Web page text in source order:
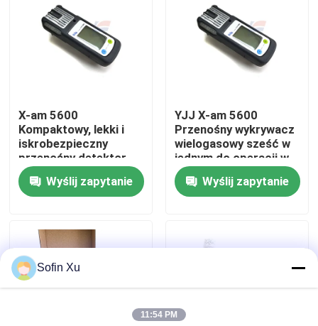
Pokaz VR
O nas
Kontrola jakości
Skontaktuj się z nami
Nowości
Sprawy
Czujnik gazu tlenowego
X-am 5600
Kompaktowy, lekki i
iskrobezpieczny
przenośny detektor
wielogazowy do
monitorowania wejść
do przestrzeni
Wyślij zapytanie
YJJ X-am 5600
Przenośny wykrywacz
wielogasowy sześć w
jednym do operacji w
przestrzeni
zamkniętej
Wyślij zapytanie
Sofin Xu
11:54 PM